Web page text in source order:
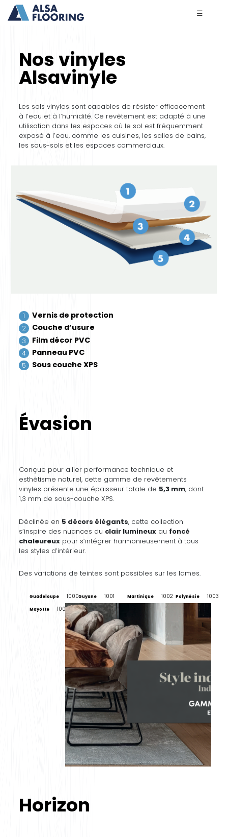
☰
Nos vinyles
Alsavinyle
Les sols vinyles sont capables de résister efficacement
à l’eau et à l’humidité. Ce revêtement est adapté à une
utilisation dans les espaces où le sol est fréquemment
exposé à l’eau, comme les cuisines, les salles de bains,
les sous-sols et les espaces commerciaux.
Vernis de protection
Couche d’usure
Film décor PVC
Panneau PVC
Sous couche XPS
Évasion
Conçue pour allier performance technique et
esthétisme naturel, cette gamme de revêtements
vinyles présente une épaisseur totale de 5,3 mm, dont
1,3 mm de sous-couche XPS.
Déclinée en 5 décors élégants, cette collection
s’inspire des nuances du clair lumineux au foncé
chaleureux pour s’intégrer harmonieusement à tous
les styles d’intérieur.
Des variations de teintes sont possibles sur les lames.
Guadeloupe 1000Guyane 1001 Martinique 1002 Polynésie 1003
Mayotte 1004
Horizon